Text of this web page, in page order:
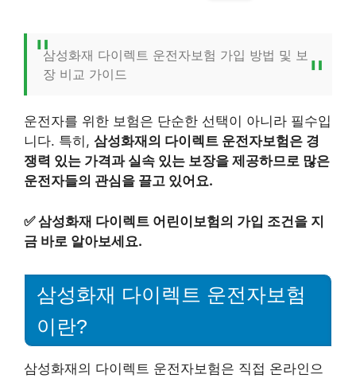
삼성화재 다이렉트 운전자보험 가입 방법 및 보
장 비교 가이드
운전자를 위한 보험은 단순한 선택이 아니라 필수입
니다. 특히, 삼성화재의 다이렉트 운전자보험은 경
쟁력 있는 가격과 실속 있는 보장을 제공하므로 많은
운전자들의 관심을 끌고 있어요.
✅삼성화재 다이렉트 어린이보험의 가입 조건을 지
금 바로 알아보세요.
삼성화재 다이렉트 운전자보험
이란?
삼성화재의 다이렉트 운전자보험은 직접 온라인으